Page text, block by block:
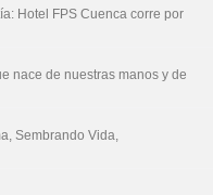
Hotel FPS Cuenca corre por
nace de nuestras manos y de
Sembrando Vida,